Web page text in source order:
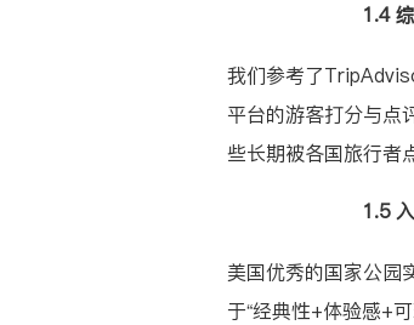
1.4
我们参考了
平台的游客打分与点
些长期被各国旅行者
1.5
美国优秀的国家公园
于“经典性+体验感+